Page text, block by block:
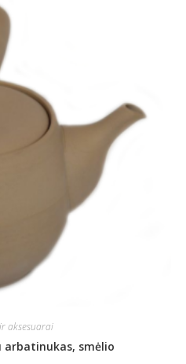
aksesuarai
arbatinukas, smėlio